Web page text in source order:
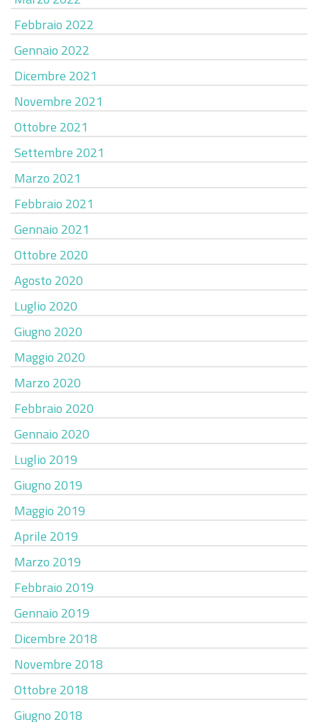
Febbraio 2022
Gennaio 2022
Dicembre 2021
Novembre 2021
Ottobre 2021
Settembre 2021
Marzo 2021
Febbraio 2021
Gennaio 2021
Ottobre 2020
Agosto 2020
Luglio 2020
Giugno 2020
Maggio 2020
Marzo 2020
Febbraio 2020
Gennaio 2020
Luglio 2019
Giugno 2019
Maggio 2019
Aprile 2019
Marzo 2019
Febbraio 2019
Gennaio 2019
Dicembre 2018
Novembre 2018
Ottobre 2018
Giugno 2018